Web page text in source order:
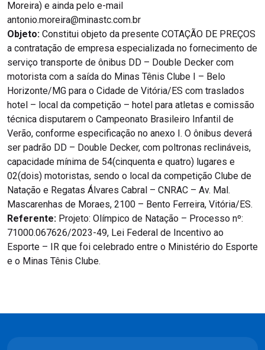
Moreira) e ainda pelo e-mail
antonio.moreira@minastc.com.br
Objeto: Constitui objeto da presente COTAÇÃO DE PREÇOS
a contratação de empresa especializada no fornecimento de
serviço transporte de ônibus DD – Double Decker com
motorista com a saída do Minas Tênis Clube I – Belo
Horizonte/MG para o Cidade de Vitória/ES com traslados
hotel – local da competição – hotel para atletas e comissão
técnica disputarem o Campeonato Brasileiro Infantil de
Verão, conforme especificação no anexo I. O ônibus deverá
ser padrão DD – Double Decker, com poltronas reclináveis,
capacidade mínima de 54(cinquenta e quatro) lugares e
02(dois) motoristas, sendo o local da competição Clube de
Natação e Regatas Álvares Cabral – CNRAC – Av. Mal.
Mascarenhas de Moraes, 2100 – Bento Ferreira, Vitória/ES.
Referente: Projeto: Olímpico de Natação – Processo nº:
71000.067626/2023-49, Lei Federal de Incentivo ao
Esporte – IR que foi celebrado entre o Ministério do Esporte
e o Minas Tênis Clube.